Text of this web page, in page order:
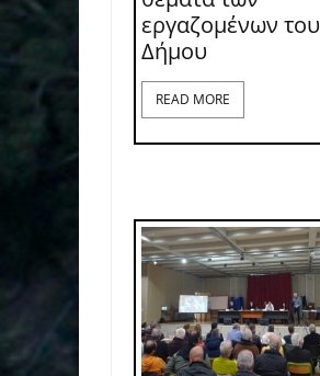
εργαζομένων του
Δήμου
READ MORE